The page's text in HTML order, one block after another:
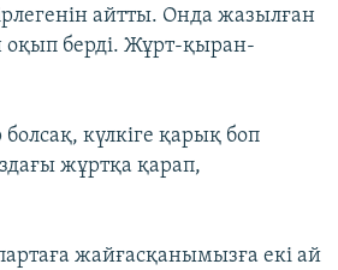
айтты. Онда жазылған
оқып берді. Жұрт-қыран-
болсақ, күлкіге қарық боп
жұртқа қарап,
жайғасқанымызға екі ай